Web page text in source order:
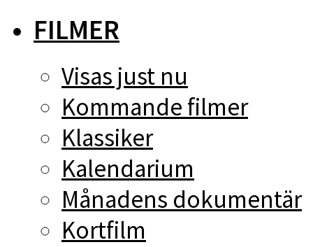
FILMER
Visas just nu
Kommande filmer
Klassiker
Kalendarium
Månadens dokumentär
Kortfilm